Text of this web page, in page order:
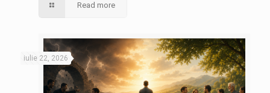
Read more
iulie 22, 2026